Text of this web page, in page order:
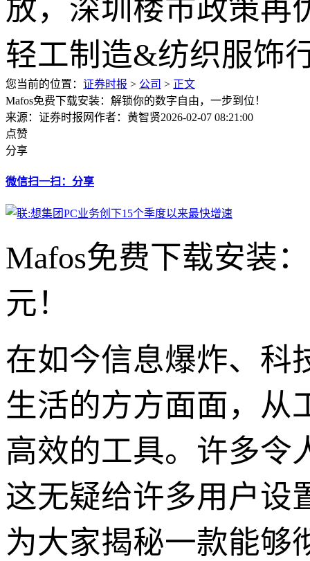
您当前的位置： 证券时报 > 公司 > 正文
Mafos免费下载安装：解锁你的数字自由，一步到位！
来源：证券时报网作者：黄智贤2026-02-07 08:21:00
点赞
分享
微信扫一扫：分享
Mafos免费下载安装
元！
在如今信息爆炸、科
生活的方方面面，从
高效的工具。许多令
这无疑给许多用户设
为大家揭秘一款能够